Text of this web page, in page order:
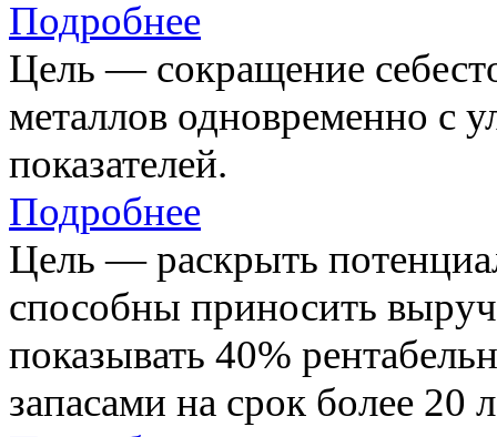
Подробнее
Цель — сокращение
металлов одновременно с
показателей.
Подробнее
Цель — раскрыть
способны приносить
показывать 40%
запасами на срок более 20